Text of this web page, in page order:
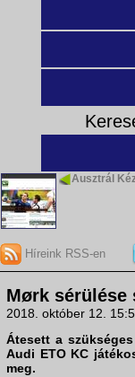
Ausztrál
Híreink RSS-en
Mørk sérülése
2018. október 12.
Átesett a
Audi ETO KC
meg.